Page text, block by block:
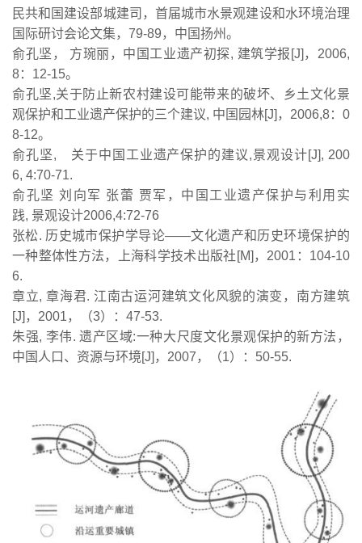
民共和国建设部城建司，首届城市水景观建设和水环境治理
国际研讨会论文集，79-89，中国扬州。
俞孔坚， 方琬丽，中国工业遗产初探, 建筑学报[J]，2006,
8：12-15。
俞孔坚,关于防止新农村建设可能带来的破坏、乡土文化景
观保护和工业遗产保护的三个建议, 中国园林[J]，2006,8：0
8-12。
俞孔坚, 关于中国工业遗产保护的建议,景观设计[J], 200
6, 4:70-71.
俞孔坚 刘向军 张蕾 贾军，中国工业遗产保护与利用实
践, 景观设计2006,4:72-76
张松. 历史城市保护学导论——文化遗产和历史环境保护的
一种整体性方法，上海科学技术出版社[M]，2001：104-10
6.
章立, 章海君. 江南古运河建筑文化风貌的演变，南方建筑
[J]，2001，（3）：47-53.
朱强, 李伟. 遗产区域:一种大尺度文化景观保护的新方法，
中国人口、资源与环境[J]，2007，（1）：50-55.